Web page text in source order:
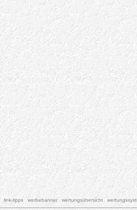
link-tipps werbebanner wertungsübersicht